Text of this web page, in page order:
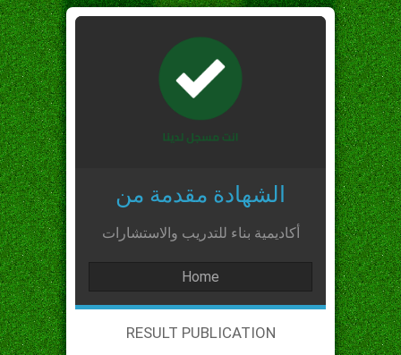
الشهادة مقدمة من
أكاديمية بناء للتدريب والاستشارات
Home
RESULT PUBLICATION